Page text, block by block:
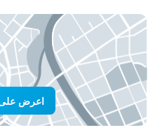
اعرض على